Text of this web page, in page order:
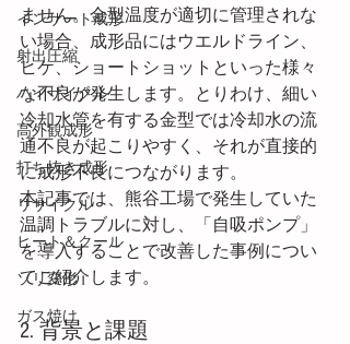
インサート成形
射出圧縮
ハイサイクル
高外観成形
打ち抜き成形
リサイクル
ヒート＆クール
ソリ変形
ガス焼け
ません。金型温度が適切に管理されな
い場合、成形品にはウエルドライン、
ヒケ、ショートショットといった様々
な不良が発生します。とりわけ、細い
冷却水管を有する金型では冷却水の流
通不良が起こりやすく、それが直接的
に成形不良につながります。
本記事では、熊谷工場で発生していた
温調トラブルに対し、「自吸ポンプ」
を導入することで改善した事例につい
てご紹介します。
2. 背景と課題